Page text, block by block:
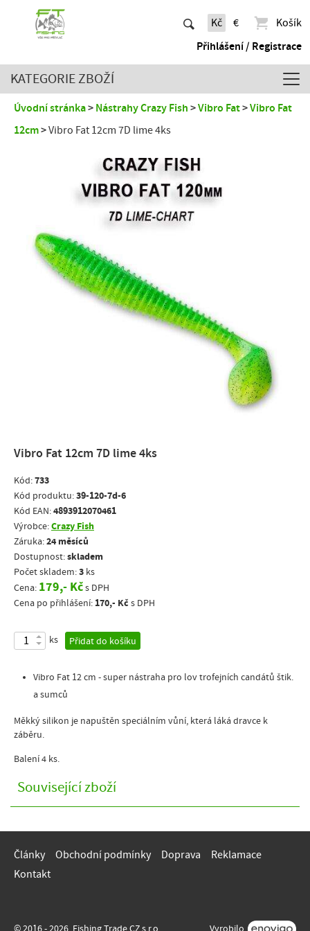
Kč €
Košík
Přihlášení / Registrace
KATEGORIE ZBOŽÍ
Úvodní stránka Nástrahy Crazy Fish Vibro Fat
Vibro Fat
12cm
Vibro Fat 12cm 7D lime 4ks
Vibro Fat 12cm 7D lime 4ks
Kód:733
Kód produktu:39-120-7d-6
Kód EAN:4893912070461
Výrobce:Crazy Fish
Záruka:24 měsíců
Dostupnost:skladem
Počet skladem:3 ks
Cena: 179,- Kčs DPH
Cena po přihlášení: 170,- Kč s DPH
ks Přidat do košíku
Vibro Fat 12 cm - super nástraha pro lov trofejních candátů štik.
a sumců
Měkký silikon je napuštěn speciálním vůní, která láká dravce k
záběru.
Balení 4 ks.
Související zboží
Články Obchodní podmínky Doprava
Reklamace
Kontakt